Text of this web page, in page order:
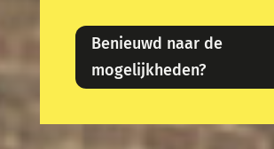
Benieuwd naar de
mogelijkheden?